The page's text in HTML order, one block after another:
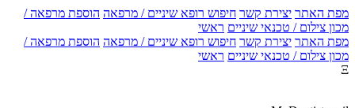
מפת האתר יצירת קשר חיפוש רופא שיניים / מרפאה הוספת מרפאה /
מכון צילום / טכנאי שיניים ראשי
מפת האתר יצירת קשר חיפוש רופא שיניים / מרפאה הוספת מרפאה /
מכון צילום / טכנאי שיניים ראשי
Ξ